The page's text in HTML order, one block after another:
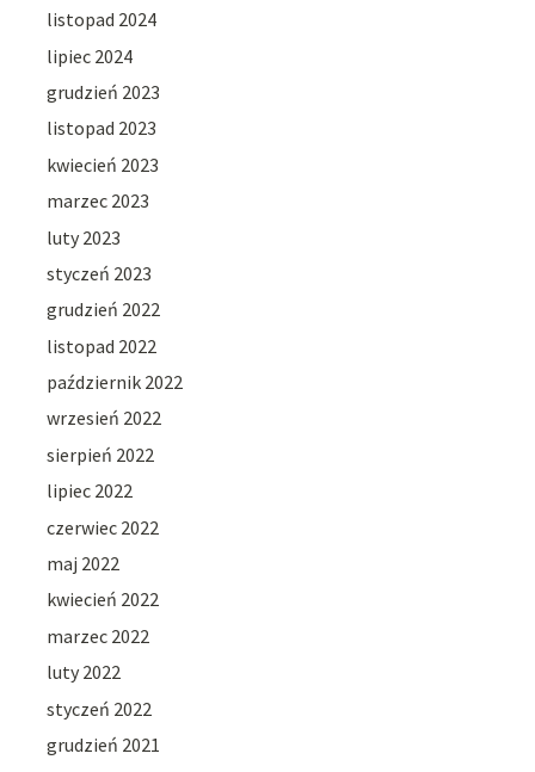
listopad 2024
lipiec 2024
grudzień 2023
listopad 2023
kwiecień 2023
marzec 2023
luty 2023
styczeń 2023
grudzień 2022
listopad 2022
październik 2022
wrzesień 2022
sierpień 2022
lipiec 2022
czerwiec 2022
maj 2022
kwiecień 2022
marzec 2022
luty 2022
styczeń 2022
grudzień 2021